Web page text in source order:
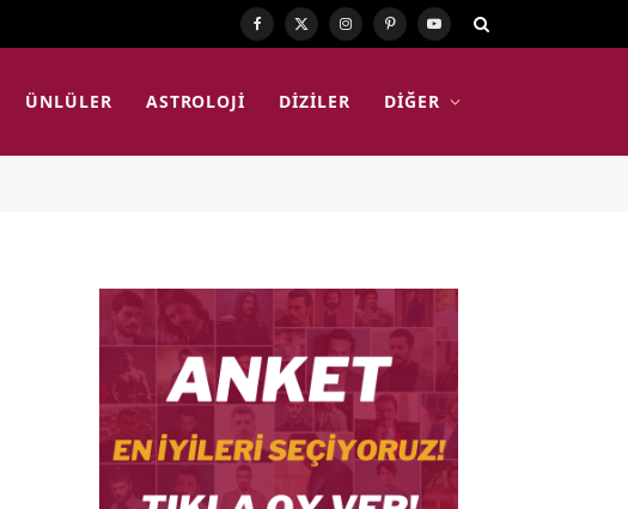
Facebook
X
Instagram
PinterestYouTube
ÜNLÜLER ASTROLOJI DIZILER DIĞER